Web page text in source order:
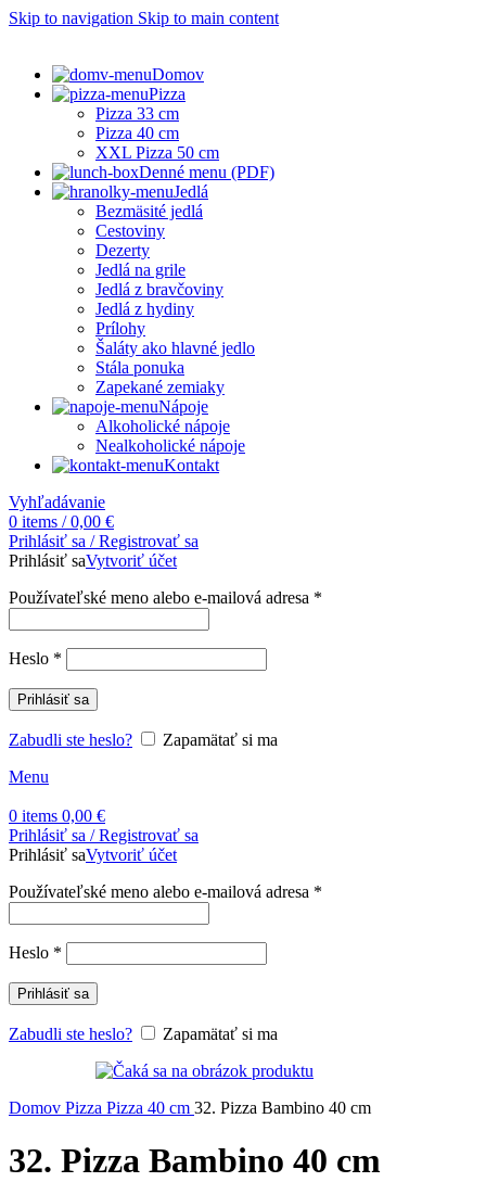
Skip to navigation Skip to main content
Domov
Pizza
Pizza 33 cm
Pizza 40 cm
XXL Pizza 50 cm
Denné menu (PDF)
Jedlá
Bezmäsité jedlá
Cestoviny
Dezerty
Jedlá na grile
Jedlá z bravčoviny
Jedlá z hydiny
Prílohy
Šaláty ako hlavné jedlo
Stála ponuka
Zapekané zemiaky
Nápoje
Alkoholické nápoje
Nealkoholické nápoje
Kontakt
Vyhľadávanie
0 items / 0,00 €
Prihlásiť sa / Registrovať sa
Prihlásiť saVytvoriť účet
Používateľské meno alebo e-mailová adresa *
Heslo *
Prihlásiť sa
Zabudli ste heslo?
Zapamätať si ma
Menu
0 items 0,00 €
Prihlásiť sa / Registrovať sa
Prihlásiť saVytvoriť účet
Používateľské meno alebo e-mailová adresa *
Heslo *
Prihlásiť sa
Zabudli ste heslo? Zapamätať si ma
Domov Pizza Pizza 40 cm 32. Pizza Bambino 40 cm
32. Pizza Bambino 40 cm